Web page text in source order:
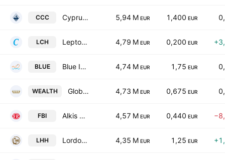
CCC Cyprus Cement Company Limited 5,94 M EUR 1,400 EUR
LCH Leptos Calypso Hotels Limited 4,79 M EUR 0,200 EUR
BLUE Blue Island Plc 4,74 M EUR 1,75 EUR
WEALTH GlobalWealth Group Plc 4,73 M EUR 0,675 EUR
FBI Alkis H. Hadjikyriacos (Frou Frou Biscuits) Public Ltd. 4,57 M EUR 0,440 EUR
LHH Lordos Hotel(Holdings) Public Ltd. 4,35 M EUR 1,25 EUR